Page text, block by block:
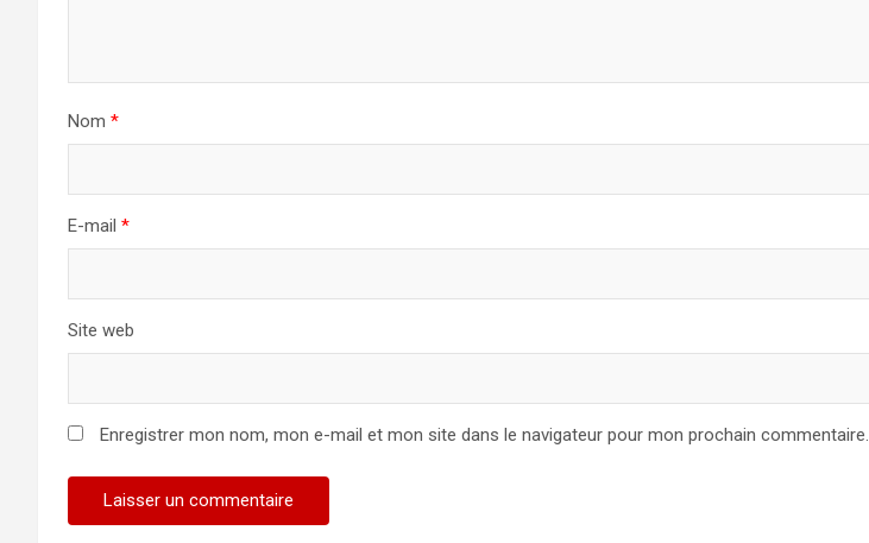
Nom *
E-mail *
Site web
Enregistrer mon nom, mon e-mail et mon site dans le navigateur pour mon prochain commentaire.